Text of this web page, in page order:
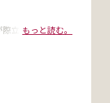
際立つ
は、とことん苦
もっと読む。